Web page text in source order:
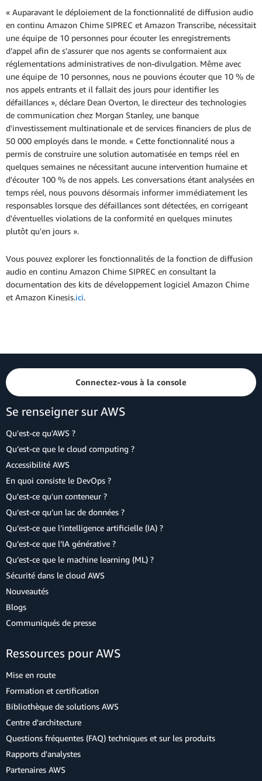
« Auparavant le déploiement de la fonctionnalité de diffusion audio
en continu Amazon Chime SIPREC et Amazon Transcribe, nécessitait
une équipe de 10 personnes pour écouter les enregistrements
d’appel afin de s’assurer que nos agents se conformaient aux
réglementations administratives de non-divulgation. Même avec
une équipe de 10 personnes, nous ne pouvions écouter que 10 % de
nos appels entrants et il fallait des jours pour identifier les
défaillances », déclare Dean Overton, le directeur des technologies
de communication chez Morgan Stanley, une banque
d'investissement multinationale et de services financiers de plus de
50 000 employés dans le monde. « Cette fonctionnalité nous a
permis de construire une solution automatisée en temps réel en
quelques semaines ne nécessitant aucune intervention humaine et
d'écouter 100 % de nos appels. Les conversations étant analysées en
temps réel, nous pouvons désormais informer immédiatement les
responsables lorsque des défaillances sont détectées, en corrigeant
d'éventuelles violations de la conformité en quelques minutes
plutôt qu'en jours ».
Vous pouvez explorer les fonctionnalités de la fonction de diffusion
audio en continu Amazon Chime SIPREC en consultant la
documentation des kits de développement logiciel Amazon Chime
et Amazon Kinesis.ici.
Connectez-vous à la console
Se renseigner sur AWS
Qu'est-ce qu'AWS ?
Qu’est-ce que le cloud computing ?
Accessibilité AWS
En quoi consiste le DevOps ?
Qu'est-ce qu'un conteneur ?
Qu’est-ce qu’un lac de données ?
Qu’est-ce que l’intelligence artificielle (IA) ?
Qu’est-ce que l’IA générative ?
Qu’est-ce que le machine learning (ML) ?
Sécurité dans le cloud AWS
Nouveautés
Blogs
Communiqués de presse
Ressources pour AWS
Mise en route
Formation et certification
Bibliothèque de solutions AWS
Centre d'architecture
Questions fréquentes (FAQ) techniques et sur les produits
Rapports d'analystes
Partenaires AWS